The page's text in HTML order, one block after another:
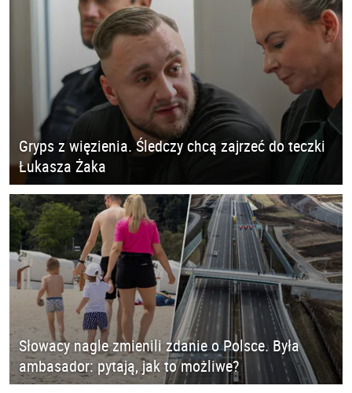
Gryps z więzienia. Śledczy chcą zajrzeć do teczki
Łukasza Żaka
Słowacy nagle zmienili zdanie o Polsce. Była
ambasador: pytają, jak to możliwe?